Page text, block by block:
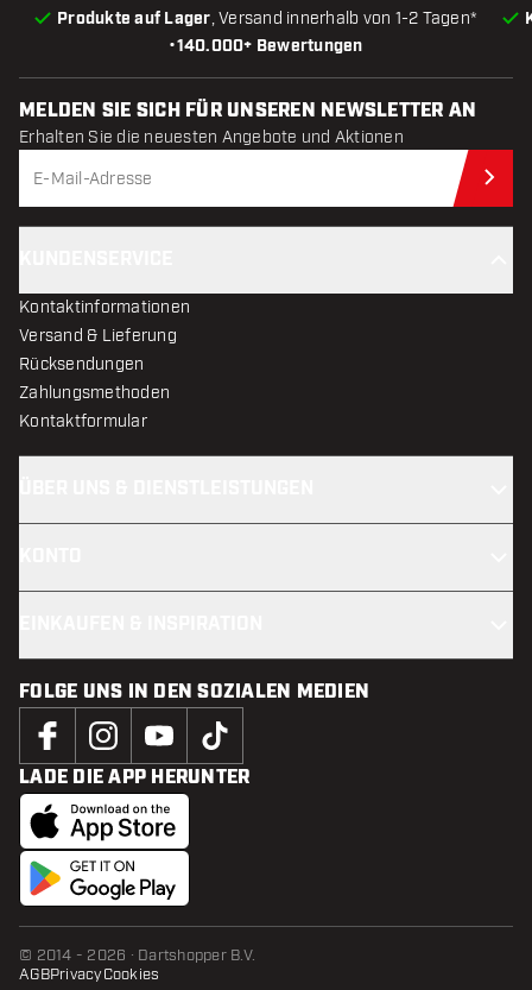
•140.000+ Bewertungen
Produkte auf Lager, Versand innerhalb von 1-2 Tagen*
MELDEN SIE SICH FÜR UNSEREN NEWSLETTER AN
Erhalten Sie die neuesten Angebote und Aktionen
Kontaktinformationen
Versand & Lieferung
Rücksendungen
Zahlungsmethoden
Kontaktformular
FOLGE UNS IN DEN SOZIALEN MEDIEN
LADE DIE APP HERUNTER
© 2014 - 2026 · Dartshopper B.V.
AGBPrivacyCookies